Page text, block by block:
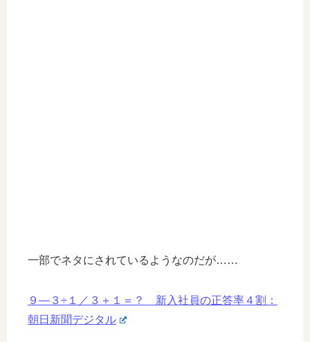
一部でネタにされているようなのだが……
９―３÷１／３＋１＝？ 新入社員の正答率４割：
朝日新聞デジタル